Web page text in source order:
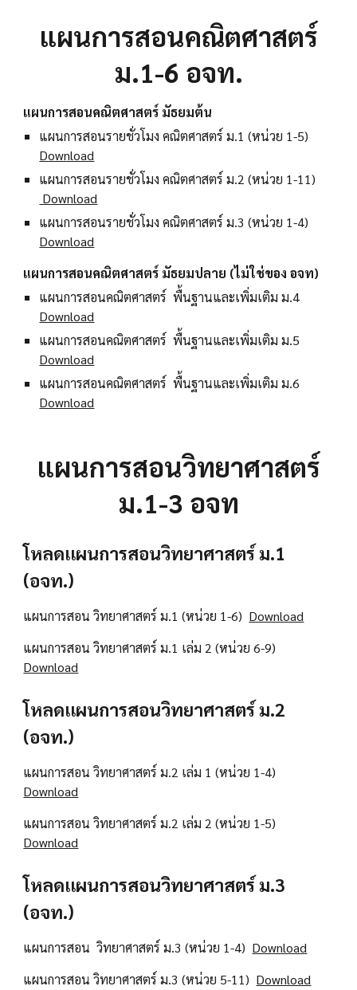
แผนการสอนคณิตศาสตร์
ม.1-6 อจท.
แผนการสอนคณิตศาสตร์ มัธยมต้น
แผนการสอนรายชั่วโมง คณิตศาสตร์ ม.1 (หน่วย 1-5)
Download
แผนการสอนรายชั่วโมง คณิตศาสตร์ ม.2 (หน่วย 1-11)
Download
แผนการสอนรายชั่วโมง คณิตศาสตร์ ม.3 (หน่วย 1-4)
Download
แผนการสอนคณิตศาสตร์ มัธยมปลาย (ไม่ใช่ของ อจท)
แผนการสอนคณิตศาสตร์ พื้นฐานและเพิ่มเติม ม.4
Download
แผนการสอนคณิตศาสตร์ พื้นฐานและเพิ่มเติม ม.5
Download
แผนการสอนคณิตศาสตร์ พื้นฐานและเพิ่มเติม ม.6
Download
แผนการสอนวิทยาศาสตร์
ม.1-3 อจท
โหลดแผนการสอนวิทยาศาสตร์ ม.1
(อจท.)
แผนการสอน วิทยาศาสตร์ ม.1 (หน่วย 1-6) Download
แผนการสอน วิทยาศาสตร์ ม.1 เล่ม 2 (หน่วย 6-9)
Download
โหลดแผนการสอนวิทยาศาสตร์ ม.2
(อจท.)
แผนการสอน วิทยาศาสตร์ ม.2 เล่ม 1 (หน่วย 1-4)
Download
แผนการสอน วิทยาศาสตร์ ม.2 เล่ม 2 (หน่วย 1-5)
Download
โหลดแผนการสอนวิทยาศาสตร์ ม.3
(อจท.)
แผนการสอน วิทยาศาสตร์ ม.3 (หน่วย 1-4) Download
แผนการสอน วิทยาศาสตร์ ม.3 (หน่วย 5-11) Download